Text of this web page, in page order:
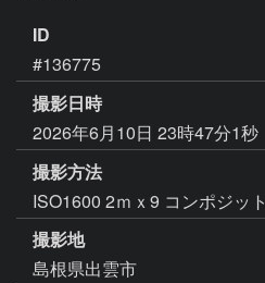
ID
#136775
撮影日時
2026年6月10日 23時47分1秒
撮影方法
ISO1600 2ｍｘ9 コンポジット
撮影地
島根県出雲市